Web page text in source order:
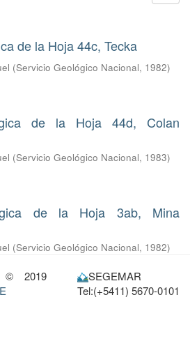
de la Hoja 44c, Tecka
(Servicio Geológico Nacional, 1982)
de la Hoja 44d, Colan
(Servicio Geológico Nacional, 1983)
de la Hoja 3ab, Mina
(Servicio Geológico Nacional, 1982)
© 2019
SEGEMAR
Tel:(+5411) 5670-0101